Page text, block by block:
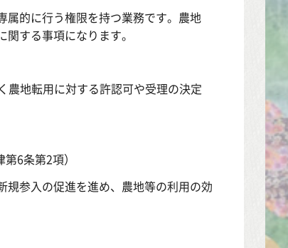
属的に行う権限を持つ業務です。農地
する事項になります。
農地転用に対する許認可や受理の決定
6条第2項）
参入の促進を進め、農地等の利用の効